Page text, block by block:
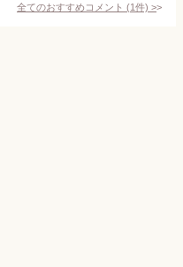
全てのおすすめコメント (1件) >